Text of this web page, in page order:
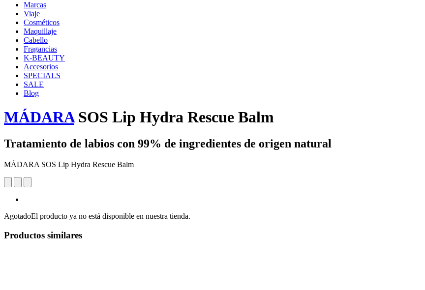
Marcas
Viaje
Cosméticos
Maquillaje
Cabello
Fragancias
K-BEAUTY
Accesorios
SPECIALS
SALE
Blog
MÁDARASOS Lip Hydra Rescue Balm
Tratamiento de labios con 99% de ingredientes de origen natural
MÁDARA SOS Lip Hydra Rescue Balm
AgotadoEl producto ya no está disponible en nuestra tienda.
Productos similares